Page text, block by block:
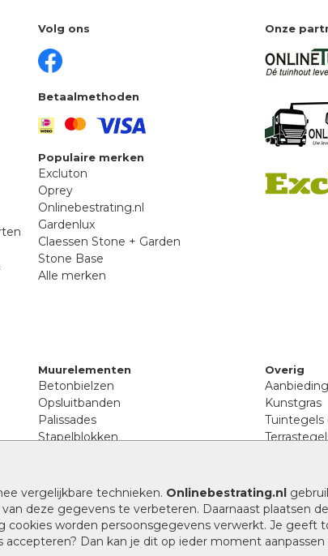
vergelijkbare technieken. Onlinebestrating.nl
deze gegevens te verbeteren. Daarnaast plaatsen
worden persoonsgegevens verwerkt. Je geeft
Dan kan je dit op ieder moment
Volg ons
Betaalmethoden
Populaire merken
Excluton
Oprey
Onlinebestrating.nl
Gardenlux
Claessen Stone + Garden
Stone Base
Alle merken
Onze
Muurelementen
Betonbielzen
Opsluitbanden
Palissades
Stapelblokken
Afwatering en diversen
Beplantings en betonelementen
Split, grind en zand
Oprit tegels
Overig
Kunstgras
Hoe
Verschil